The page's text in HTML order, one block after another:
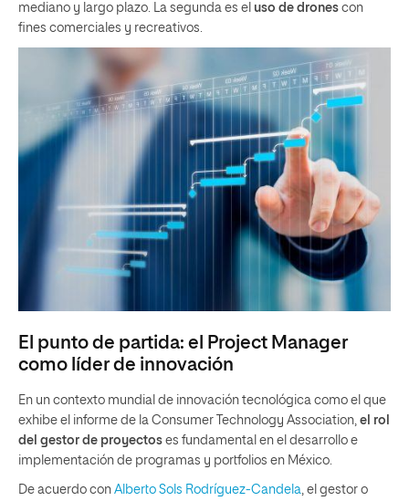
mediano y largo plazo. La segunda es el uso de drones con
fines comerciales y recreativos.
El punto de partida: el Project Manager
como líder de innovación
En un contexto mundial de innovación tecnológica como el que
exhibe el informe de la Consumer Technology Association, el rol
del gestor de proyectos es fundamental en el desarrollo e
implementación de programas y portfolios en México.
De acuerdo con Alberto Sols Rodríguez-Candela, el gestor o